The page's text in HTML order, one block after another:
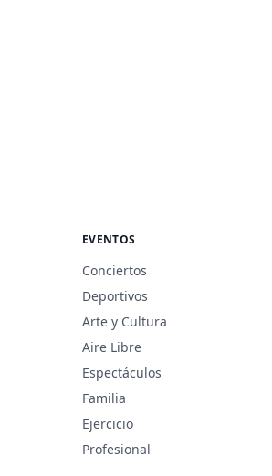
EVENTOS
Conciertos
Deportivos
Arte y Cultura
Aire Libre
Espectáculos
Familia
Ejercicio
Profesional